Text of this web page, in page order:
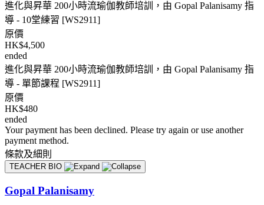
進化與昇華 200小時流瑜伽教師培訓，由 Gopal Palanisamy 指
導 - 10堂練習 [WS2911]
原價
HK$4,500
ended
進化與昇華 200小時流瑜伽教師培訓，由 Gopal Palanisamy 指
導 - 單節課程 [WS2911]
原價
HK$480
ended
Your payment has been declined. Please try again or use another
payment method.
條款及細則
TEACHER BIO
Gopal Palanisamy